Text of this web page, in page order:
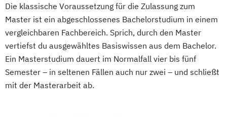
Die klassische Voraussetzung für die Zulassung zum
Master ist ein abgeschlossenes Bachelorstudium in einem
vergleichbaren Fachbereich. Sprich, durch den Master
vertiefst du ausgewähltes Basiswissen aus dem Bachelor.
Ein Masterstudium dauert im Normalfall vier bis fünf
Semester – in seltenen Fällen auch nur zwei – und schließt
mit der Masterarbeit ab.